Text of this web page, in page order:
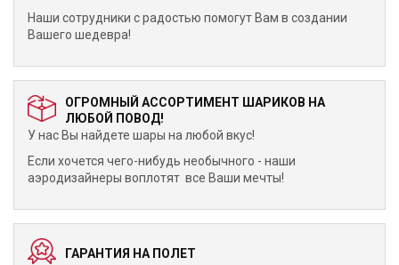
Наши сотрудники с радостью помогут Вам в создании
Вашего шедевра!
ОГРОМНЫЙ АССОРТИМЕНТ ШАРИКОВ НА
ЛЮБОЙ ПОВОД!
У нас Вы найдете шары на любой вкус!
Если хочется чего-нибудь необычного - наши
аэродизайнеры воплотят все Ваши мечты!
ГАРАНТИЯ НА ПОЛЕТ